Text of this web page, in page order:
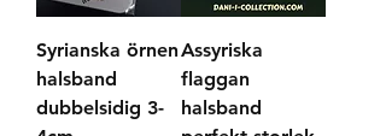
Syrianska örnen
halsband
dubbelsidig 3-
Assyriska
flaggan
halsband